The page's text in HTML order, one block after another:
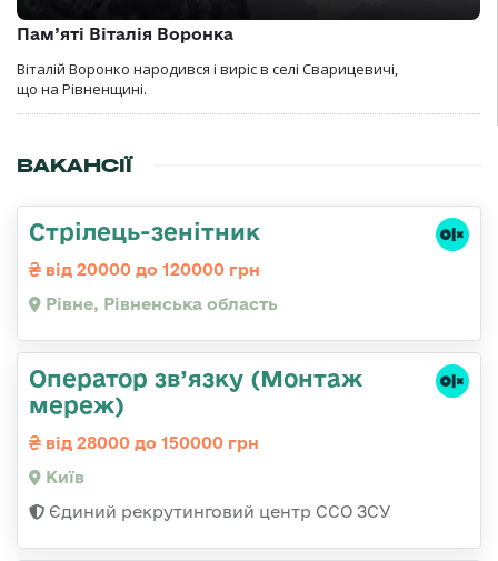
Пам’яті Віталія Воронка
Віталій Воронко народився і виріс в селі Сварицевичі,
що на Рівненщині.
ВАКАНСІЇ
Стрілець-зенітник
від 20000 до 120000 грн
Рівне, Рівненська область
Оператор зв’язку (Монтаж
мереж)
від 28000 до 150000 грн
Київ
Єдиний рекрутинговий центр ССО ЗСУ